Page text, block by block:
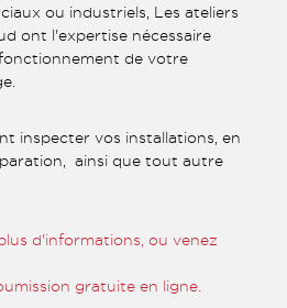
ou industriels, Les ateliers
ont l'expertise nécessaire
de votre
inspecter vos installations, en
ainsi que tout autre
d'informations, ou venez
gratuite en ligne.